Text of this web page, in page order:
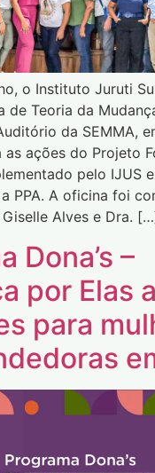
o Instituto Juruti
de Teoria da
da SEMMA,
ações do Projeto
pelo IJUS
PPA. A oficina foi
Alves e Dra.
Dona’s –
por Elas
para